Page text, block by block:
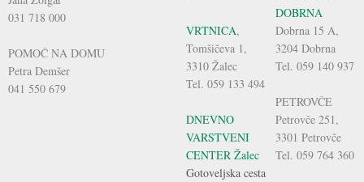
031 718 000
POMOČ NA DOMU
Petra Demšer
041 550 679
VRTNICA,
Tomšičeva 1,
3310 Žalec
Tel. 059 133 494
DNEVNO
VARSTVENI
CENTER Žalec
Gotoveljska cesta
DOBRNA
Dobrna 15 A,
3204 Dobrna
Tel. 059 140 937
PETROVČE
Petrovče 251,
3301 Petrovče
Tel. 059 764 360